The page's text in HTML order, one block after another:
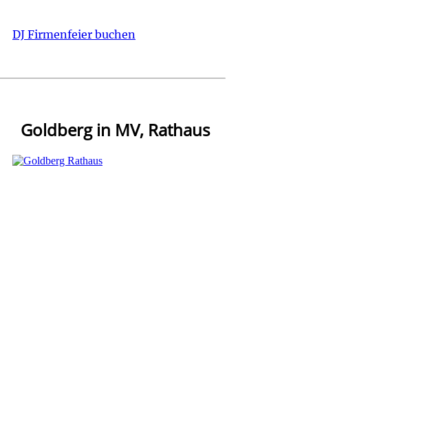
DJ Firmenfeier buchen
Goldberg in MV, Rathaus